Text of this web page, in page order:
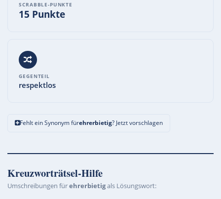
SCRABBLE-PUNKTE
15 Punkte
GEGENTEIL
respektlos
Fehlt ein Synonym fürehrerbietig? Jetzt vorschlagen
Kreuzworträtsel-Hilfe
Umschreibungen fürehrerbietigals Lösungswort: